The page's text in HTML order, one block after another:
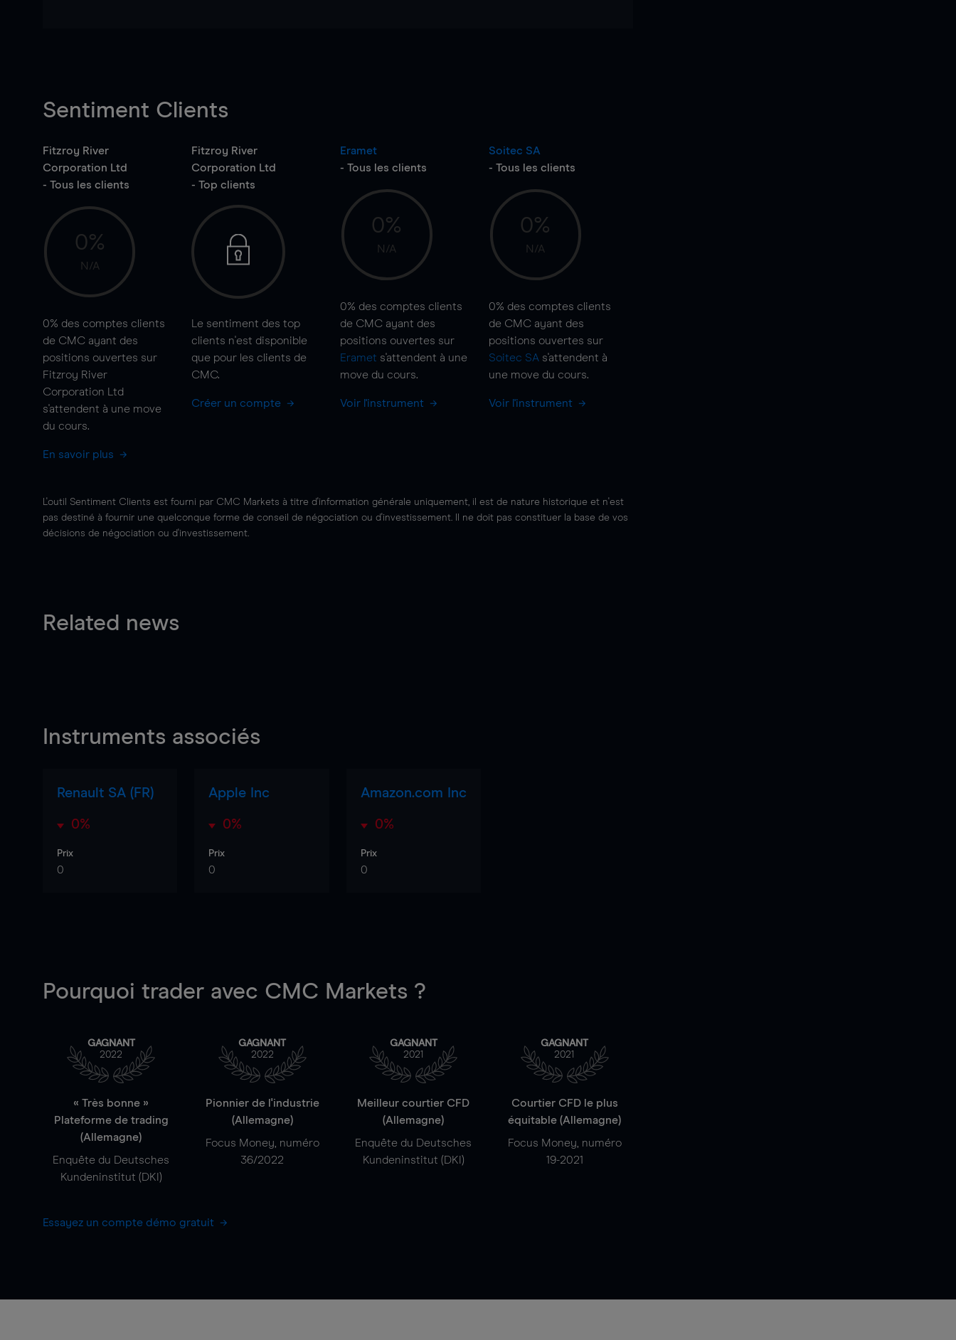
Sentiment Clients
Fitzroy River
Corporation Ltd
- Tous les clients
0%
N/A
0% des comptes clients
de CMC ayant des
positions ouvertes sur
Fitzroy River
Corporation Ltd
s'attendent à une move
du cours.
En savoir plus
Fitzroy River
Corporation Ltd
- Top clients
Le sentiment des top
clients n'est disponible
que pour les clients de
CMC.
Créer un compte
Eramet
- Tous les clients
0%
N/A
0% des comptes clients
de CMC ayant des
positions ouvertes sur
Eramet s'attendent à une
move du cours.
Voir l'instrument
Soitec SA
- Tous les clients
0%
N/A
0% des comptes clients
de CMC ayant des
positions ouvertes sur
Soitec SA s'attendent à
une move du cours.
Voir l'instrument
L'outil Sentiment Clients est fourni par CMC Markets à titre d'information générale uniquement, il est de nature historique et n'est
pas destiné à fournir une quelconque forme de conseil de négociation ou d'investissement. Il ne doit pas constituer la base de vos
décisions de négociation ou d'investissement.
Related news
Instruments associés
Renault SA (FR)
0%
Prix
0
Apple Inc
0%
Prix
0
Amazon.com Inc
0%
Prix
0
Pourquoi trader avec CMC Markets ?
GAGNANT
2022
« Très bonne »
Plateforme de trading
(Allemagne)
Enquête du Deutsches
Kundeninstitut (DKI)
GAGNANT
2022
Pionnier de l'industrie
(Allemagne)
Focus Money, numéro
36/2022
GAGNANT
2021
Meilleur courtier CFD
(Allemagne)
Enquête du Deutsches
Kundeninstitut (DKI)
GAGNANT
2021
Courtier CFD le plus
équitable (Allemagne)
Focus Money, numéro
19-2021
Essayez un compte démo gratuit